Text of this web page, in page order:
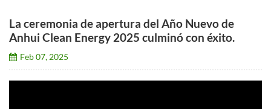
La ceremonia de apertura del Año Nuevo de
Anhui Clean Energy 2025 culminó con éxito.
Feb 07, 2025